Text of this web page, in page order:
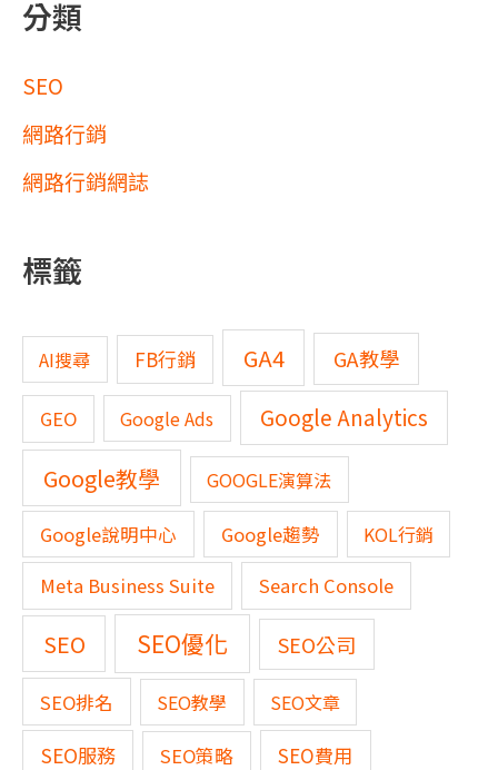
分類
SEO
網路行銷
網路行銷網誌
標籤
AI搜尋 FB行銷 GA4 GA教學
GEO Google Ads Google Analytics
Google教學 GOOGLE演算法
Google說明中心 Google趨勢
KOL行銷
Meta Business Suite
Search Console
SEO SEO優化 SEO公司
SEO排名 SEO教學 SEO文章
SEO服務 SEO策略 SEO費用